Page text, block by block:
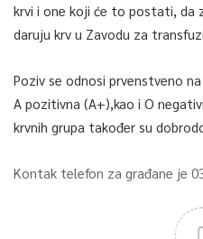
krvi i one koji će to postati, da
daruju krv u Zavodu za
Poziv se odnosi prvenstveno
A pozitivna (A+),kao i O
krvnih grupa također su
Kontak telefon za građane je